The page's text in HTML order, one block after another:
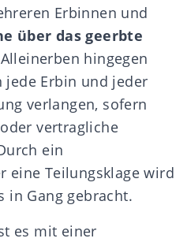
Erbinnen und
über das geerbte
hingegen
Erbin und jeder
verlangen, sofern
vertragliche
ein
eine Teilungsklage wird
in Gang gebracht.
es mit einer